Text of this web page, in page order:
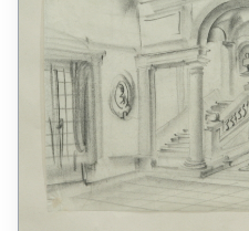
PALAZZO DELLE MUSE